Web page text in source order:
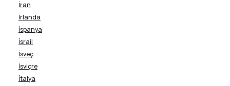
İran
İrlanda
İspanya
İsrail
İsveç
İsviçre
İtalya